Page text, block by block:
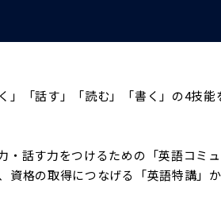
「話す」「読む」「書く」の4技
話す力をつけるための「英語コミ
格の取得につなげる「英語特講」